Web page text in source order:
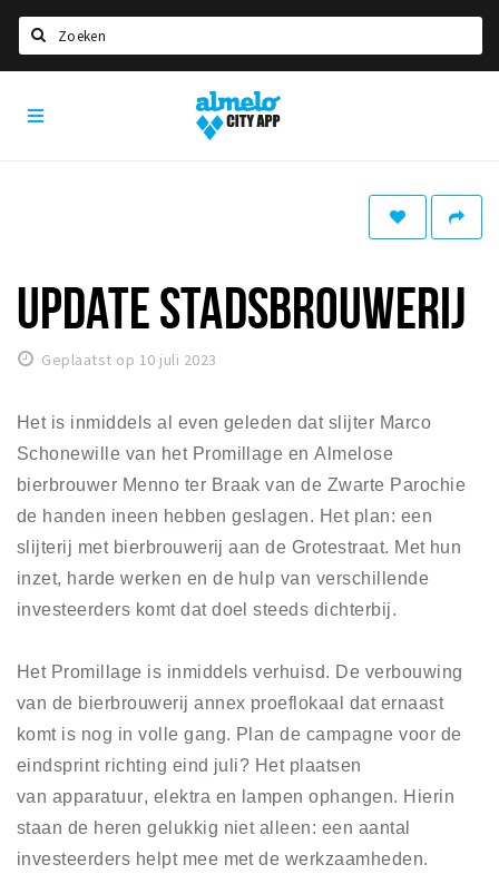
Home
Eten
Drinken
Recreatief
Winkels
Winkelgebieden
Bezienswaardigheden
Uitjes & activiteiten
Toeristische routes
Natuurgebieden
Inloggen
Almelo
City
UPDATE STADSBROUWERIJ
Geplaatst op 10 juli 2023
Het is inmiddels al even geleden dat slijter Marco
Schonewille van het Promillage en Almelose
bierbrouwer Menno ter Braak van de Zwarte Parochie
de handen ineen hebben geslagen. Het plan: een
slijterij met bierbrouwerij aan de Grotestraat. Met hun
inzet, harde werken en de hulp van verschillende
investeerders komt dat doel steeds dichterbij.
Het Promillage is inmiddels verhuisd. De verbouwing
van de bierbrouwerij annex proeflokaal dat ernaast
komt is nog in volle gang. Plan de campagne voor de
eindsprint richting eind juli? Het plaatsen
van apparatuur, elektra en lampen ophangen. Hierin
staan de heren gelukkig niet alleen: een aantal
investeerders helpt mee met de werkzaamheden.